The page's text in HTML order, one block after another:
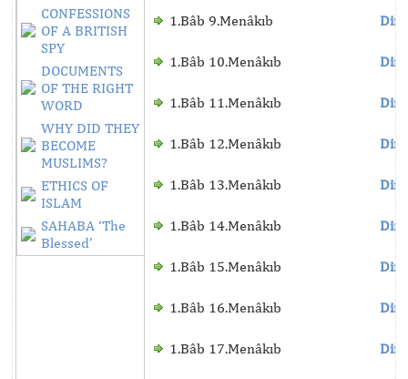
CONFESSIONS
OF A BRITISH
SPY
DOCUMENTS
OF THE RIGHT
WORD
WHY DID THEY
BECOME
MUSLIMS?
ETHICS OF
ISLAM
SAHABA ‘The
Blessed’
1.Bâb 9.Menâkıb
1.Bâb 10.Menâkıb
1.Bâb 11.Menâkıb
1.Bâb 12.Menâkıb
1.Bâb 13.Menâkıb
1.Bâb 14.Menâkıb
1.Bâb 15.Menâkıb
1.Bâb 16.Menâkıb
1.Bâb 17.Menâkıb